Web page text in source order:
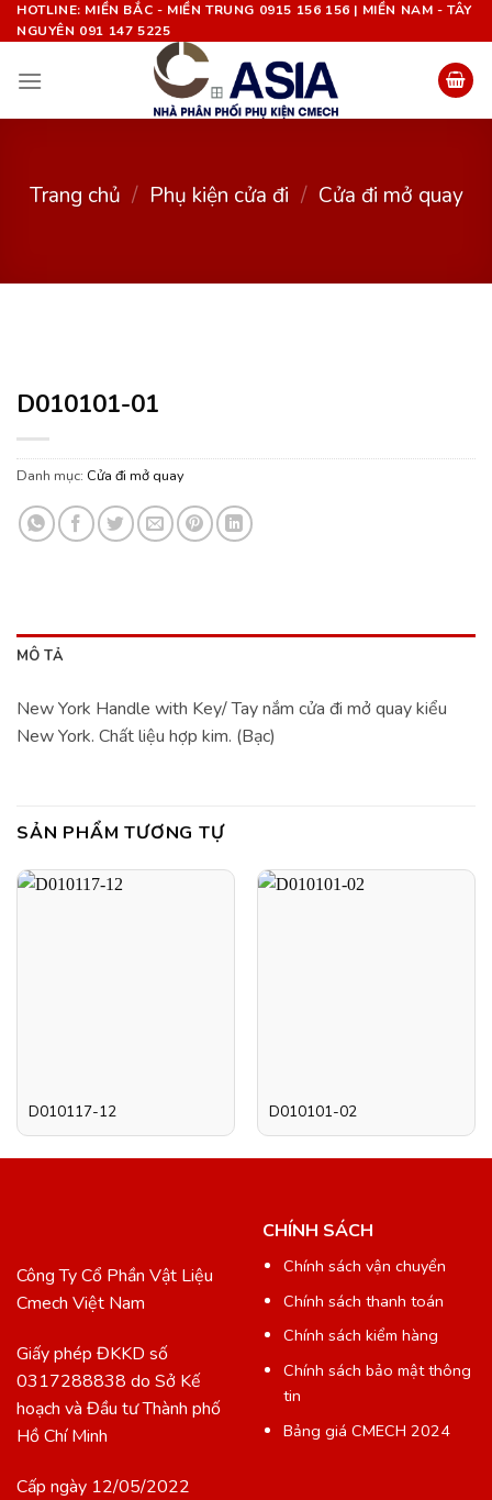
Chuyển
đến
dung
HOTLINE: MIỀN BẮC - MIỀN TRUNG 0915 156 156 | MIỀN NAM - TÂY
NGUYÊN 091 147 5225
Trang chủ / Phụ kiện cửa đi / Cửa đi mở quay
D010101-01
Danh mục: Cửa đi mở quay
MÔ TẢ
New York Handle with Key/ Tay nắm cửa đi mở quay kiểu
New York. Chất liệu hợp kim. (Bạc)
SẢN PHẨM TƯƠNG TỰ
D010117-12 D010101-02
Công Ty Cổ Phần Vật Liệu
Cmech Việt Nam
Giấy phép ĐKKD số
0317288838 do Sở Kế
hoạch và Đầu tư Thành phố
Hồ Chí Minh
Cấp ngày 12/05/2022
CHÍNH SÁCH
Chính sách vận chuyển
Chính sách thanh toán
Chính sách kiểm hàng
Chính sách bảo mật thông
tin
Bảng giá CMECH 2024